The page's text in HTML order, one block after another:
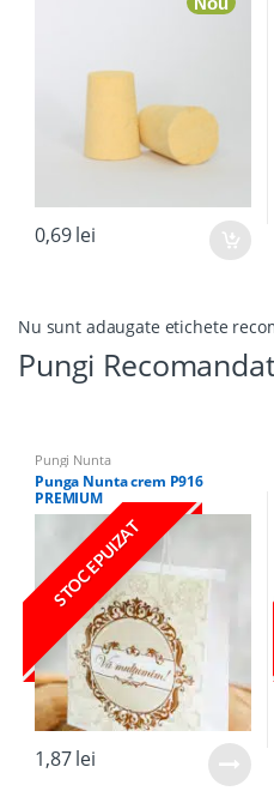
0,69lei
Nu sunt adaugate etichete
Pungi
Pungi Nunta
Punga Nunta crem P916
PREMIUM
STOC EPUIZAT
1,87lei